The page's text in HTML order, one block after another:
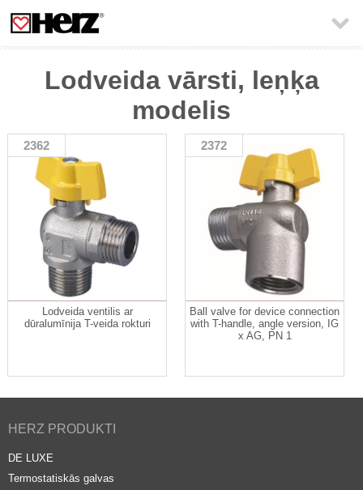

Lodveida vārsti, leņķa
modelis
2362
Lodveida ventilis ar
dūralumīnija T-veida rokturi
2372
Ball valve for device connection
with T-handle, angle version, IG
x AG, PN 1
HERZ PRODUKTI
DE LUXE
Termostatiskās galvas